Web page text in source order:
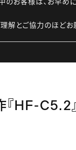
のお客様は、お早め
解とご協力のほどお
C5.2』